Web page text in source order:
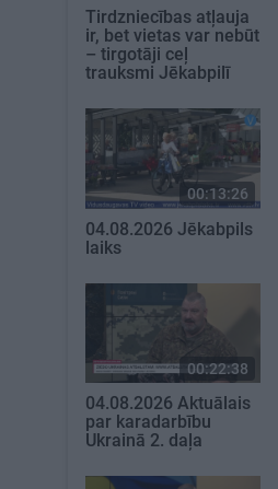
Tirdzniecības atļauja
ir, bet vietas var nebūt
– tirgotāji ceļ
trauksmi Jēkabpilī
00:13:26
04.08.2026 Jēkabpils
laiks
00:22:38
04.08.2026 Aktuālais
par karadarbību
Ukrainā 2. daļa